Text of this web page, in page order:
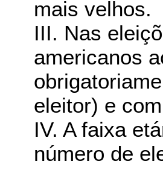
mais velhos.
III. Nas
americanos
eleitor) e
IV. A faixa
número de